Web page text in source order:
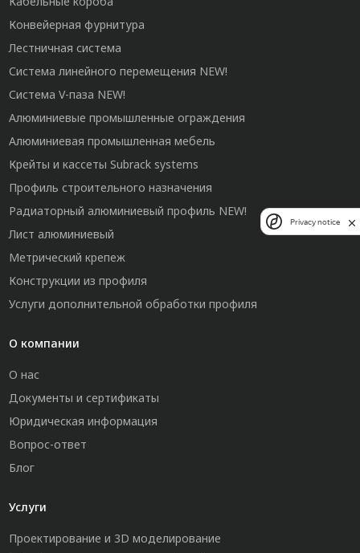
Конвейерная фурнитура
Лестничная система
Система линейного перемещения NEW!
Система V-паза NEW!
Алюминиевые промышленные ограждения
Алюминиевая промышленная мебель
Крейты и кассеты Subrack systems
Профиль строительного назначения
Радиаторный алюминиевый профиль NEW!
Лист алюминиевый
Метрический крепеж
Конструкции из профиля
Услуги дополнительной обработки профиля
О компании
О нас
Документы и сертификаты
Юридическая информация
Вопрос-ответ
Блог
Услуги
Проектирование и 3D моделирование
Privacy notice